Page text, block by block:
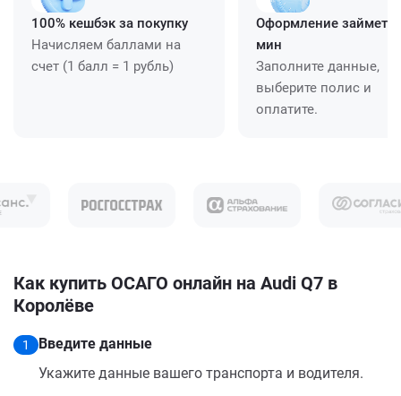
100% кешбэк за покупку
Начисляем баллами на
счет (1 балл = 1 рубль)
Оформление займет
мин
Заполните данные,
выберите полис и
оплатите.
Как купить ОСАГО онлайн на Audi Q7 в
Королёве
1
Введите данные
Укажите данные вашего транспорта и водителя.